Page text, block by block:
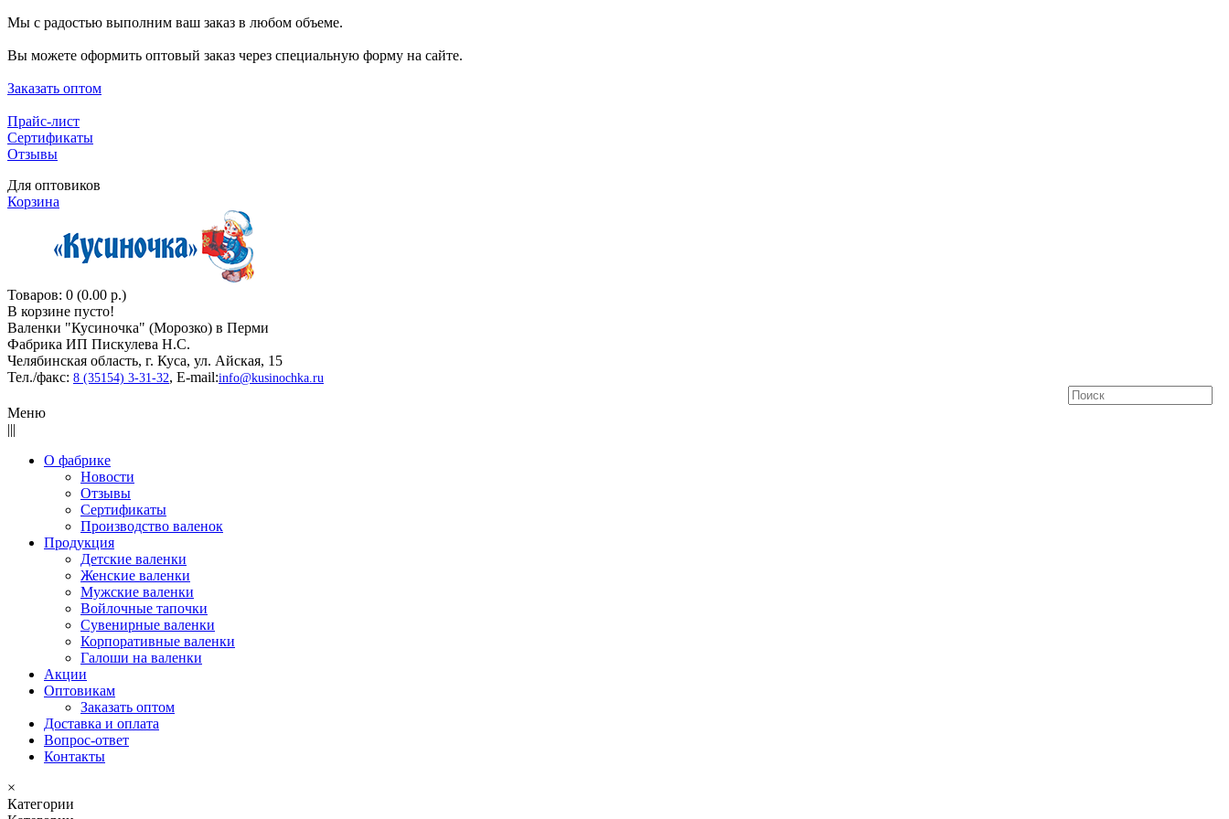
Мы с радостью выполним ваш заказ в любом объеме.
Вы можете оформить оптовый заказ через специальную форму на сайте.
Заказать оптом
Прайс-лист
Сертификаты
Отзывы
Для оптовиков
Корзина
Товаров: 0 (0.00 р.)
В корзине пусто!
Валенки "Кусиночкa" (Морозко) в Перми
Фабрика ИП Пискулева Н.С.
Челябинская область, г. Куса, ул. Айская, 15
Тел./факс: 8 (35154) 3-31-32, E-mail:info@kusinochka.ru
Меню
|||
О фабрике
Новости
Отзывы
Сертификаты
Производство валенок
Продукция
Детские валенки
Женские валенки
Мужские валенки
Войлочные тапочки
Сувенирные валенки
Корпоративные валенки
Галоши на валенки
Акции
Оптовикам
Заказать оптом
Доставка и оплата
Вопрос-ответ
Контакты
×
Категории